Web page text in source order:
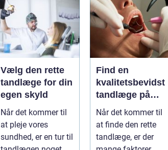
Vælg den rette
tandlæge for din
egen skyld
Når det kommer til
at pleje vores
sundhed, er en tur til
Find en
kvalitetsbevidst
tandlæge på
Vesterbro
Når det kommer til
at finde den rette
tandlæge, er der